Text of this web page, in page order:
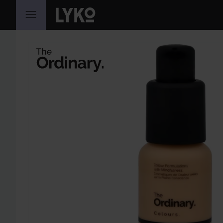
HOPPA TILL INNEHÅLLET
HOPPA ÖVER SEKTIONEN